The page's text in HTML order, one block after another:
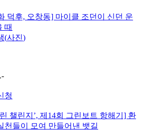
덕후, 오창동] 마이클 조던이 신던 운
때
(사진)
청
챌린지’, 제14회 그린보트 항해기] 환
천들이 모여 만들어낸 뱃길